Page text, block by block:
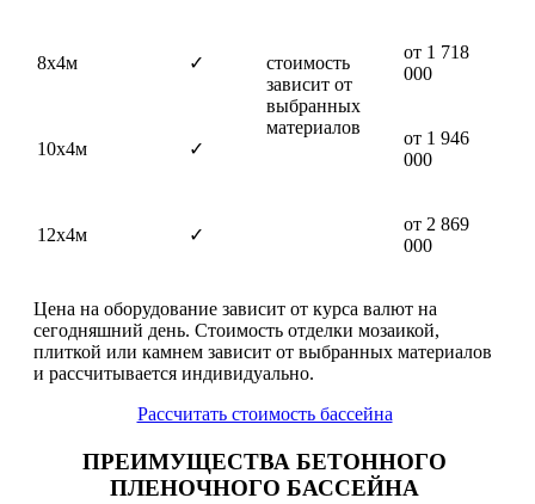
стоимость
зависит от
выбранных
материалов
8х4м ✓
от 1 718
000
10х4м ✓
от 1 946
000
12х4м ✓
от 2 869
000
Цена на оборудование зависит от курса валют на
сегодняшний день. Стоимость отделки мозаикой,
плиткой или камнем зависит от выбранных материалов
и рассчитывается индивидуально.
Рассчитать стоимость бассейна
ПРЕИМУЩЕСТВА БЕТОННОГО
ПЛЕНОЧНОГО БАССЕЙНА